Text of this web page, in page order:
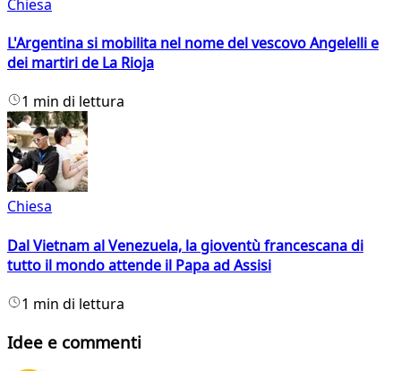
Chiesa
L'Argentina si mobilita nel nome del vescovo Angelelli e
dei martiri de La Rioja
1 min di lettura
Chiesa
Dal Vietnam al Venezuela, la gioventù francescana di
tutto il mondo attende il Papa ad Assisi
1 min di lettura
Idee e commenti